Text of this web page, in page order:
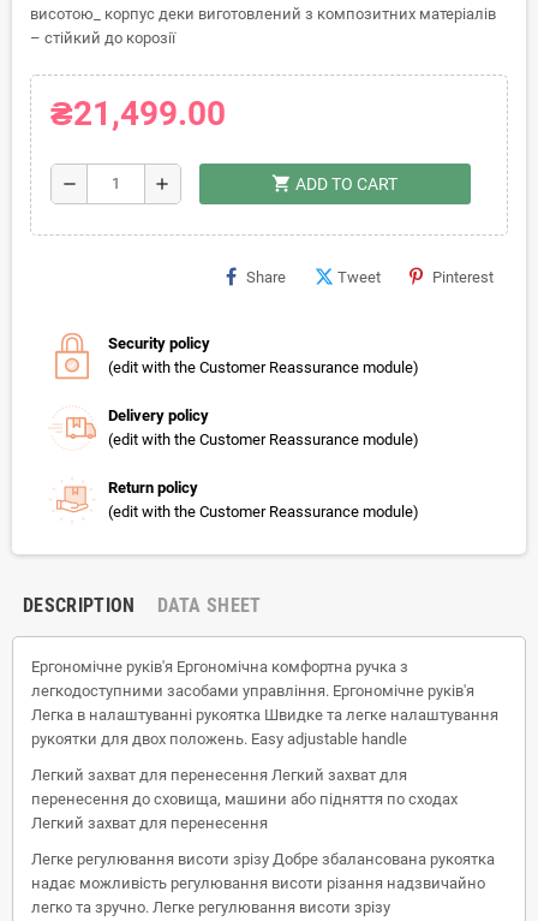
висотою_ корпус деки виготовлений з композитних матеріалів
– стійкий до корозії
₴21,499.00
remove add shopping_cart ADD TO CART
Share Tweet Pinterest
Security policy
(edit with the Customer Reassurance module)
Delivery policy
(edit with the Customer Reassurance module)
Return policy
(edit with the Customer Reassurance module)
DESCRIPTION DATA SHEET
Ергономічне руків'я Ергономічна комфортна ручка з
легкодоступними засобами управління. Ергономічне руків'я
Легка в налаштуванні рукоятка Швидке та легке налаштування
рукоятки для двох положень. Easy adjustable handle
Легкий захват для перенесення Легкий захват для
перенесення до сховища, машини або підняття по сходах
Легкий захват для перенесення
Легке регулювання висоти зрізу Добре збалансована рукоятка
надає можливість регулювання висоти різання надзвичайно
легко та зручно. Легке регулювання висоти зрізу